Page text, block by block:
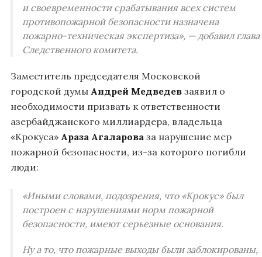
и своевременности срабатывания всех систем
противопожарной безопасности назначена
пожарно-техническая экспертиза», — добавил глава
Следственного комитета.
Заместитель председателя Московской
городской думы Андрей Медведев заявил о
необходимости призвать к ответственности
азербайджанского миллиардера, владельца
«Крокуса» Араза Агаларова за нарушение мер
пожарной безопасности, из-за которого погибли
люди:
«Иными словами, подозрения, что «Крокус» был
построен с нарушениями норм пожарной
безопасности, имеют серьезные основания.
Ну а то, что пожарные выходы были заблокированы,